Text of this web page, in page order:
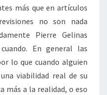
más que en artículos
no son nada
Pierre Gelinas
En general las
lo que cuando alguien
viabilidad real de su
más a la realidad, o eso